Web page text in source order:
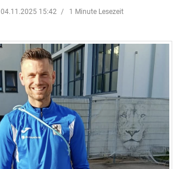
04.11.2025 15:42
1 Minute Lesezeit